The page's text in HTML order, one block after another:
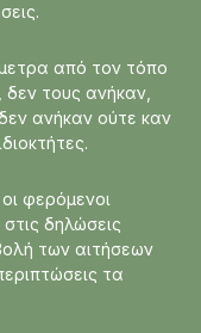
από τον τόπο
τους ανήκαν,
ανήκαν ούτε καν
φερόμενοι
δηλώσεις
των αιτήσεων
τα